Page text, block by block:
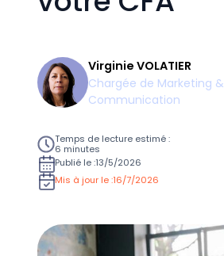
Virginie VOLATIER
Chargée de Marketing &
Communication
Temps de lecture estimé :
6 minutes
Publié le :13/5/2026
Mis à jour le :16/7/2026